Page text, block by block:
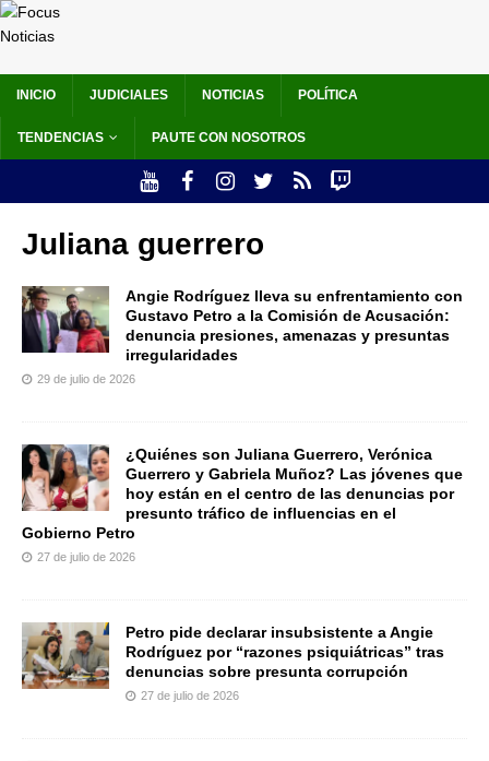
INICIO JUDICIALES NOTICIAS POLÍTICA
TENDENCIAS PAUTE CON NOSOTROS
Juliana guerrero
Angie Rodríguez lleva su enfrentamiento con
Gustavo Petro a la Comisión de Acusación:
denuncia presiones, amenazas y presuntas
irregularidades
29 de julio de 2026
¿Quiénes son Juliana Guerrero, Verónica
Guerrero y Gabriela Muñoz? Las jóvenes que
hoy están en el centro de las denuncias por
presunto tráfico de influencias en el
Gobierno Petro
27 de julio de 2026
Petro pide declarar insubsistente a Angie
Rodríguez por “razones psiquiátricas” tras
denuncias sobre presunta corrupción
27 de julio de 2026